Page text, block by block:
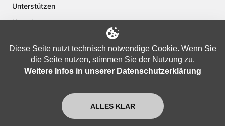
Unterstützen
Newsletter
Nutzungsbedingungen
Impressum
Diese Seite nutzt technisch notwendige Cookie. Wenn Sie
die Seite nutzen, stimmen Sie der Nutzung zu.
Weitere Infos in unserer Datenschutzerklärung
ALLES KLAR